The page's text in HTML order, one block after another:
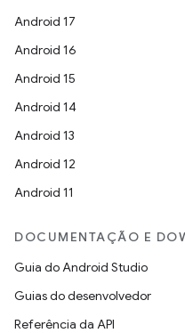
Android 17
Android 16
Android 15
Android 14
Android 13
Android 12
Android 11
DOCUMENTAÇÃO E
Guia do Android Studio
Guias do desenvolvedor
Referência da API